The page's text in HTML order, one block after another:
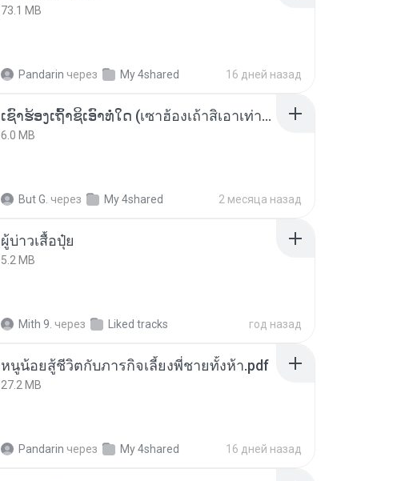
73.1 MB
Pandarin через My 4shared 16 дней назад
ເຊົາຮ້ອງເຖົ້າຊິເອົາທໍ່ໃດ (เซาฮ้องเถ้าสิเอาเท่าใด) ບຸນເກີດ ຫນູຫ່ວງ ft. ໂສພາ ຈຸນທະລາ
6.0 MB
But G. через My 4shared 2 месяца назад
ผู้บ่าวเสื้อปุ๋ย
5.2 MB
Mith 9. через Liked tracks год назад
หนูน้อยสู้ชีวิตกับภารกิจเลี้ยงพี่ชายทั้งห้า.pdf
27.2 MB
Pandarin через My 4shared 16 дней назад